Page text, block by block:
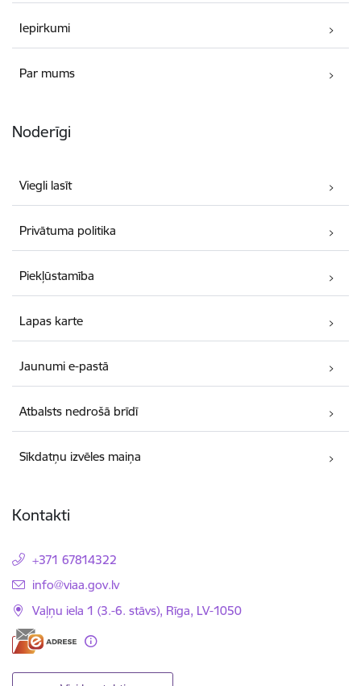
Iepirkumi
Par mums
Noderīgi
Viegli lasīt
Privātuma politika
Piekļūstamība
Lapas karte
Jaunumi e-pastā
Atbalsts nedrošā brīdī
Sīkdatņu izvēles maiņa
Kontakti
+371 67814322
E-pasts:
info@viaa.gov.lv
Vaļņu iela 1 (3.-6. stāvs), Rīga, LV-1050